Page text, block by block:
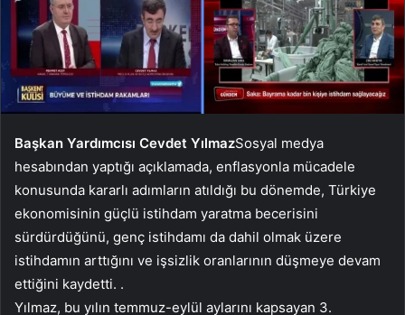
Başkan Yardımcısı Cevdet YılmazSosyal medya
hesabından yaptığı açıklamada, enflasyonla mücadele
konusunda kararlı adımların atıldığı bu dönemde, Türkiye
ekonomisinin güçlü istihdam yaratma becerisini
sürdürdüğünü, genç istihdamı da dahil olmak üzere
istihdamın arttığını ve işsizlik oranlarının düşmeye devam
ettiğini kaydetti. .
Yılmaz, bu yılın temmuz-eylül aylarını kapsayan 3.